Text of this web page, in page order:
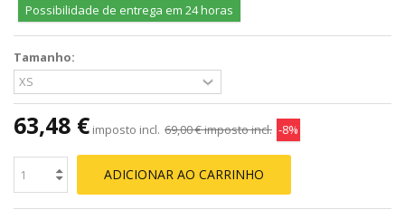
Possibilidade de entrega em 24 horas
Tamanho:
63,48 € imposto incl. 69,00 €imposto incl. -8%
ADICIONAR AO CARRINHO